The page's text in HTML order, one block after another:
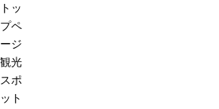
トッ
プペ
ージ
観光
スポ
ット